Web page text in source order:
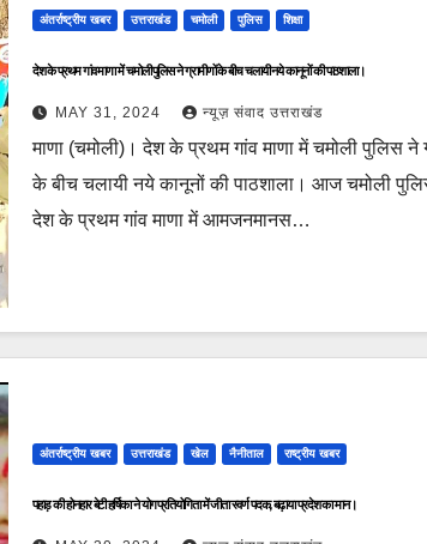
अंतर्राष्ट्रीय खबर उत्तराखंड चमोली पुलिस शिक्षा
देश के प्रथम गांव माणा में चमोली पुलिस ने ग्रामीणों के बीच चलायी नये कानूनों की पाठशाला।
MAY 31, 2024 न्यूज़ संवाद उत्तराखंड
माणा (चमोली)। देश के प्रथम गांव माणा में चमोली पुलिस ने
के बीच चलायी नये कानूनों की पाठशाला। आज चमोली पुलिस
देश के प्रथम गांव माणा में आमजनमानस…
अंतर्राष्ट्रीय खबर उत्तराखंड खेल नैनीताल राष्ट्रीय खबर
पहाड़ की होनहार बेटी हर्षिका ने योग प्रतियोगिता में जीता स्वर्ण पदक, बढ़ाया प्रदेश का मान।